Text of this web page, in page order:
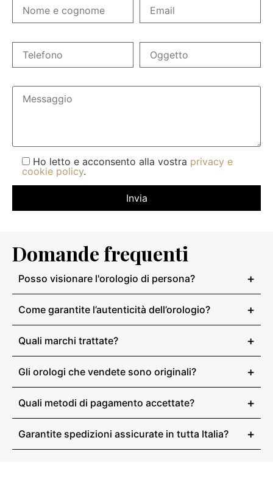
Ho letto e acconsento alla vostra privacy e
cookie policy.
Domande frequenti
Posso visionare l'orologio di persona? +
Come garantite l’autenticità dell’orologio? +
Quali marchi trattate? +
Gli orologi che vendete sono originali? +
Quali metodi di pagamento accettate? +
Garantite spedizioni assicurate in tutta Italia? +